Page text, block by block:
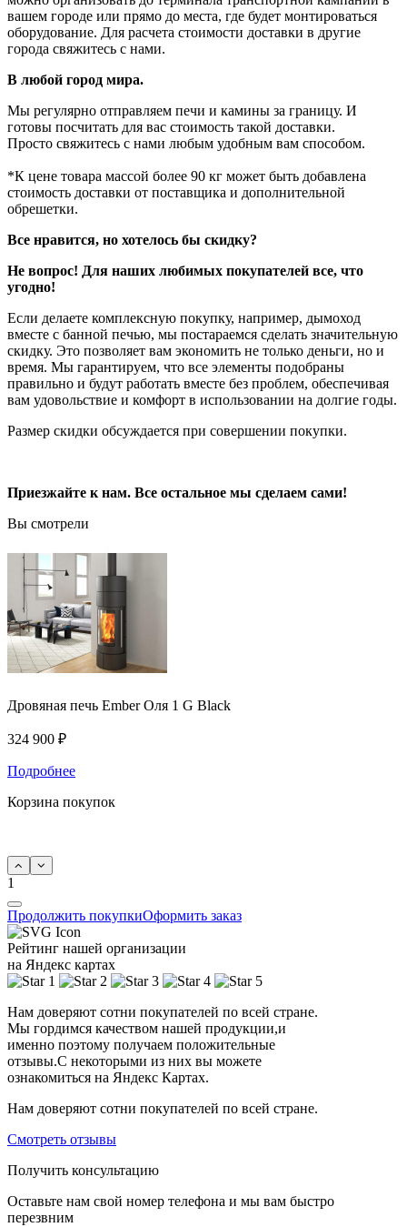
вашем городе или прямо до места, где будет монтироваться
оборудование. Для расчета стоимости доставки в другие
города свяжитесь с нами.
В любой город мира.
Мы регулярно отправляем печи и камины за границу. И
готовы посчитать для вас стоимость такой доставки.
Просто свяжитесь с нами любым удобным вам способом.
*К цене товара массой более 90 кг может быть добавлена
стоимость доставки от поставщика и дополнительной
обрешетки.
Все нравится, но хотелось бы скидку?
Не вопрос! Для наших любимых покупателей все, что
угодно!
Если делаете комплексную покупку, например, дымоход
вместе с банной печью, мы постараемся сделать значительную
скидку. Это позволяет вам экономить не только деньги, но и
время. Мы гарантируем, что все элементы подобраны
правильно и будут работать вместе без проблем, обеспечивая
вам удовольствие и комфорт в использовании на долгие годы.
Размер скидки обсуждается при совершении покупки.
Приезжайте к нам. Все остальное мы сделаем сами!
Вы смотрели
Дровяная печь Ember Оля 1 G Black
324 900 ₽
Подробнее
Корзина покупок
1
Продолжить покупкиОформить заказ
Рейтинг нашей организации
на Яндекс картах
Нам доверяют сотни покупателей по всей стране.
Мы гордимся качеством нашей продукции,и
именно поэтому получаем положительные
отзывы.С некоторыми из них вы можете
ознакомиться на Яндекс Картах.
Нам доверяют сотни покупателей по всей стране.
Смотреть отзывы
Получить консультацию
Оставьте нам свой номер телефона и мы вам быстро
перезвним